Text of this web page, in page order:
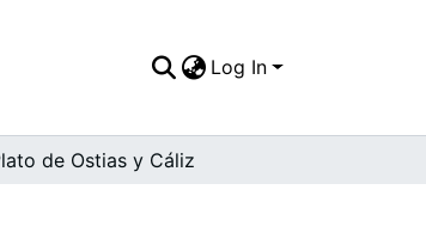
Log In
de Ostias y Cáliz